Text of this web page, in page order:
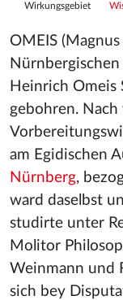
Wirkungsgebiet
OMEIS
Nürnbergischen
Heinrich Omeis
gebohren.
am Egidischen
Nürnberg,
ward daselbst
studirte unter
Molitor
Weinmann und
sich bey